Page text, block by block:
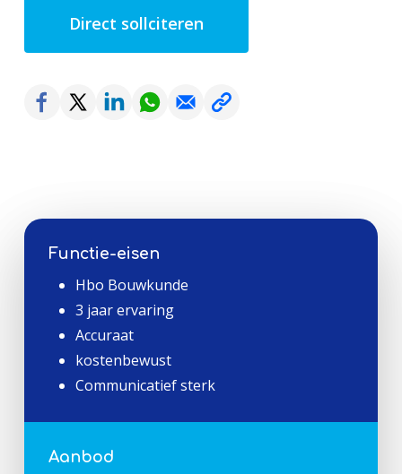
Direct sollciteren
Functie-eisen
Hbo Bouwkunde
3 jaar ervaring
Accuraat
kostenbewust
Communicatief sterk
Aanbod